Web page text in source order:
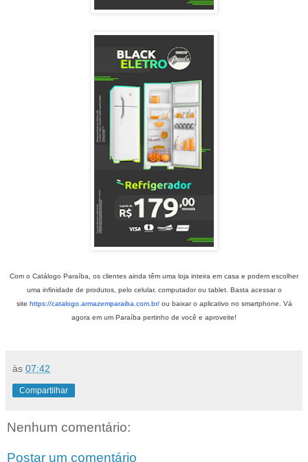
Com o Catálogo Paraíba, os clientes ainda têm uma loja inteira em casa e podem escolher
uma infinidade de produtos, pelo celular, computador ou tablet. Basta acessar o
site https://catalogo.armazemparaiba.com.br/ou baixar o aplicativo no smartphone. Vá
agora em um Paraíba pertinho de você e aproveite!
às 07:42
Compartilhar
Nenhum comentário:
Postar um comentário